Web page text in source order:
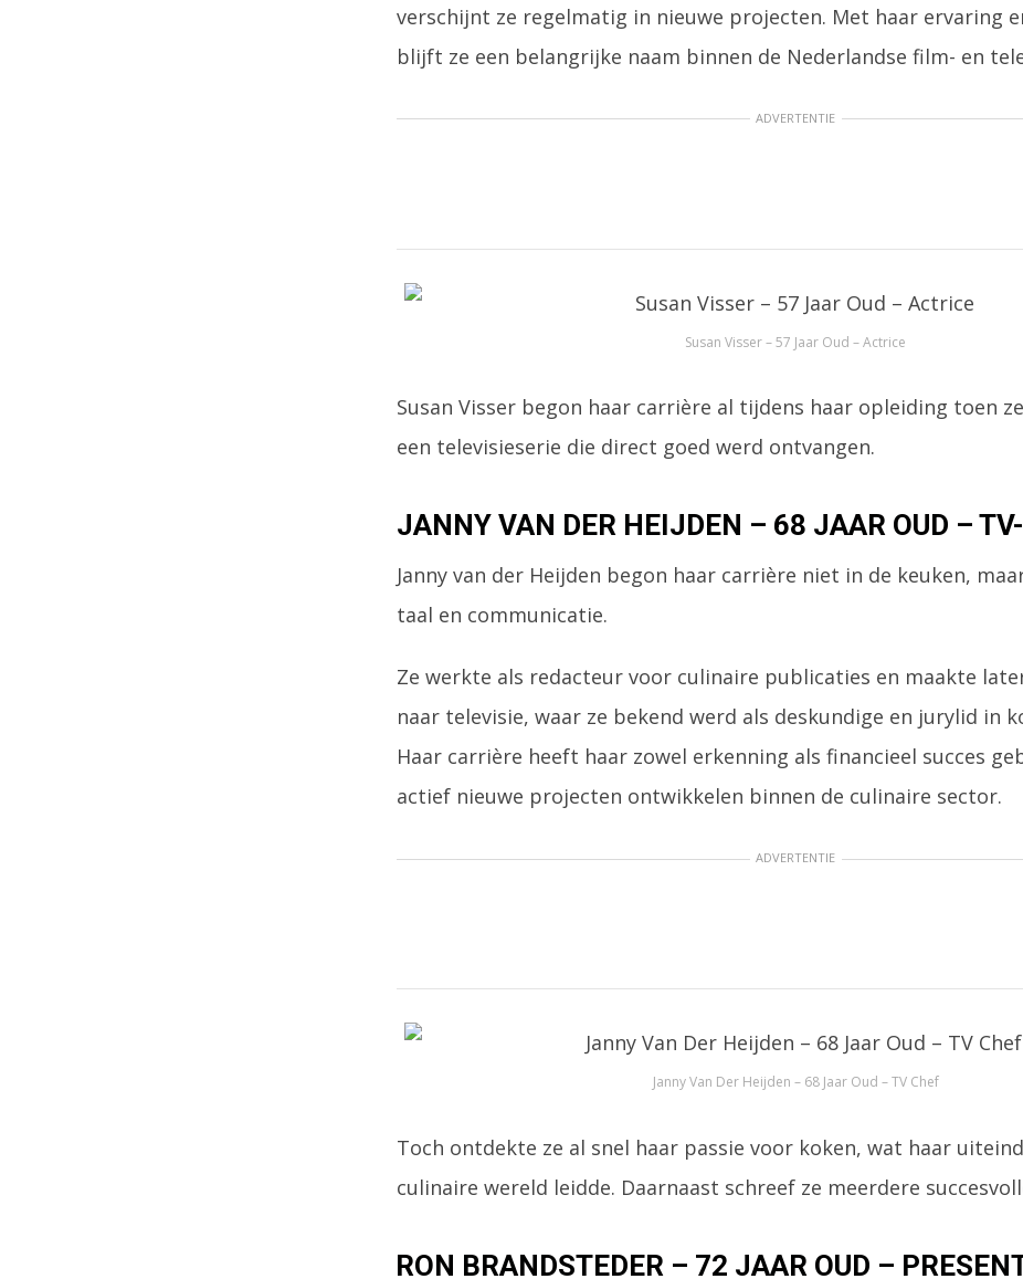
verschijnt ze regelmatig in nieuwe projecten. Met haar ervaring
blijft ze een belangrijke naam binnen de Nederlandse film- en
ADVERTENTIE
Susan Visser – 57 Jaar Oud – Actrice
Susan Visser begon haar carrière al tijdens haar opleiding toen
een televisieserie die direct goed werd ontvangen.
JANNY VAN DER HEIJDEN – 68 JAAR OUD –
Janny van der Heijden begon haar carrière niet in de keuken,
taal en communicatie.
Ze werkte als redacteur voor culinaire publicaties en maakte
naar televisie, waar ze bekend werd als deskundige en jurylid in
Haar carrière heeft haar zowel erkenning als financieel succes
actief nieuwe projecten ontwikkelen binnen de culinaire sector.
ADVERTENTIE
Janny Van Der Heijden – 68 Jaar Oud – TV Chef
Toch ontdekte ze al snel haar passie voor koken, wat haar
culinaire wereld leidde. Daarnaast schreef ze meerdere
RON BRANDSTEDER – 72 JAAR OUD –